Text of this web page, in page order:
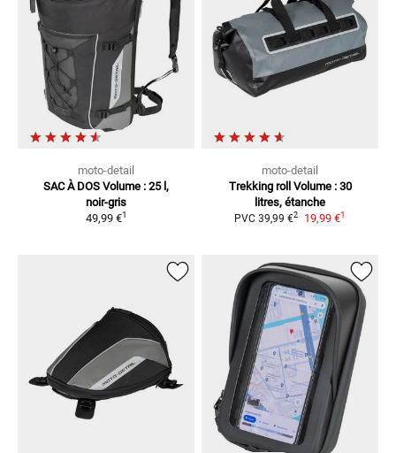
moto-detail
SAC À DOS Volume : 25 l,
noir-gris
49,99 €1
moto-detail
Trekking roll Volume : 30
litres, étanche
PVC 39,99 €2 19,99 €1